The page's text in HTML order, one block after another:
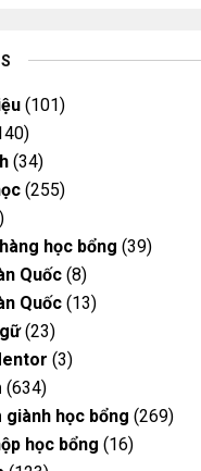
(101)
(34)
(255)
học bổng (39)
Quốc (8)
Quốc (13)
(23)
(3)
(634)
giành học bổng (269)
học bổng (16)